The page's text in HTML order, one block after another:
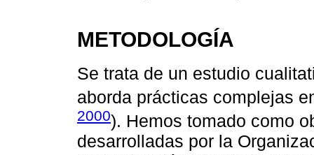
METODOLOGÍA
Se trata de un estudio
aborda prácticas complejas
2000). Hemos tomado como
desarrolladas por la